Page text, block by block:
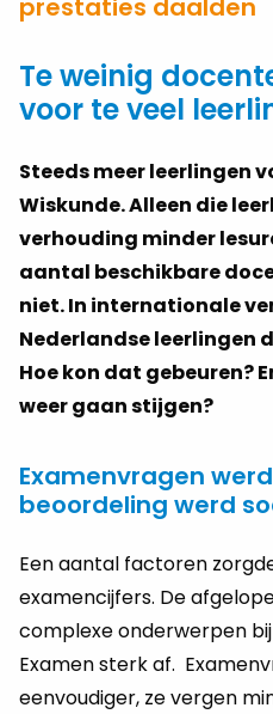
Te weinig
voor te veel
Steeds meer leerlingen
Wiskunde. Alleen die
verhouding minder
aantal beschikbare
niet. In internationale
Nederlandse leerlingen
Hoe kon dat gebeuren?
weer gaan stijgen?
Examenvragen
beoordeling werd
Een aantal factoren
examencijfers. De
complexe onderwerpen
Examen sterk af.
eenvoudiger, ze vergen